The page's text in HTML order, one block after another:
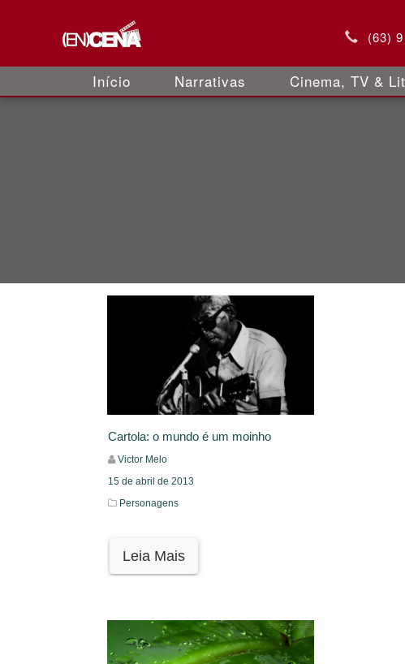
(63)
Início Narrativas Cinema, TV &
Cartola: o mundo é um moinho
Victor Melo
15 de abril de 2013
Personagens
Leia Mais